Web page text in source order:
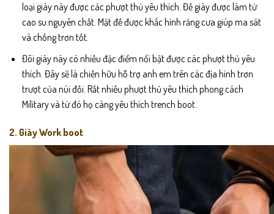
loại giày này được các phượt thủ yêu thích. Đế giày được làm từ
cao su nguyên chất. Mặt đế được khắc hình răng cưa giúp ma sát
và chống trơn tốt.
Đôi giày này có nhiều đặc điểm nổi bật được các phượt thủ yêu
thích. Đây sẽ là chiến hữu hỗ trợ anh em trên các địa hình trơn
trượt của núi đồi. Rất nhiều phượt thủ yêu thích phong cách
Military và từ đó họ càng yêu thích trench boot.
2. Giày Work boot